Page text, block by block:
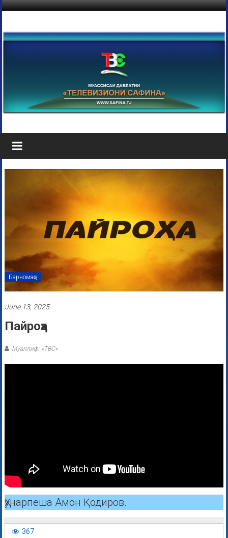
Барномаҳо
June 13, 2025
Пайроҳа
Муаллиф: «ТВС»
Ҳунарпеша Амон Қодиров.
367